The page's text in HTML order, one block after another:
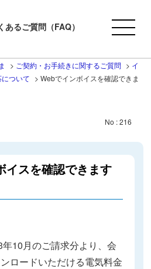
あるご質問（FAQ）
> ご契約・お手続きに関するご質問 > イ
ついて >Webでインボイスを確認できま
No : 216
イスを確認できます
10月のご請求分より、会
ロードいただける電気料金